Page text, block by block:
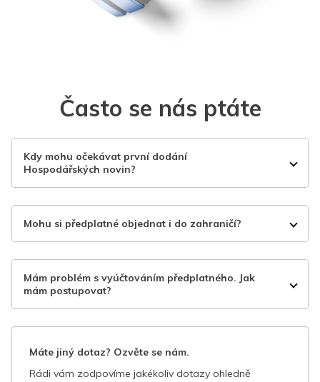
Často se nás ptáte
Kdy mohu očekávat první dodání
Hospodářských novin?
Mohu si předplatné objednat i do zahraničí?
Mám problém s vyúčtováním předplatného. Jak
mám postupovat?
Máte jiný dotaz? Ozvěte se nám.
Rádi vám zodpovíme jakékoliv dotazy ohledně